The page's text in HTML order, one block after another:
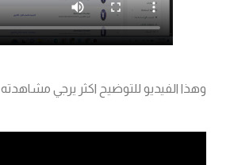
وهذا الفيديو للتوضيح اكثر يرجي مشاهدته